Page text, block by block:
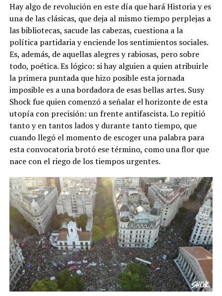
Hay algo de revolución en este día que hará Historia y es
una de las clásicas, que deja al mismo tiempo perplejas a
las bibliotecas, sacude las cabezas, cuestiona a la
política partidaria y enciende los sentimientos sociales.
Es, además, de aquellas alegres y rabiosas, pero sobre
todo, poética. Es lógico: si hay alguien a quien atribuirle
la primera puntada que hizo posible esta jornada
imposible es a una bordadora de esas bellas artes. Susy
Shock fue quien comenzó a señalar el horizonte de esta
utopía con precisión: un frente antifascista. Lo repitió
tanto y en tantos lados y durante tanto tiempo, que
cuando llegó el momento de escoger una palabra para
esta convocatoria brotó ese término, como una flor que
nace con el riego de los tiempos urgentes.